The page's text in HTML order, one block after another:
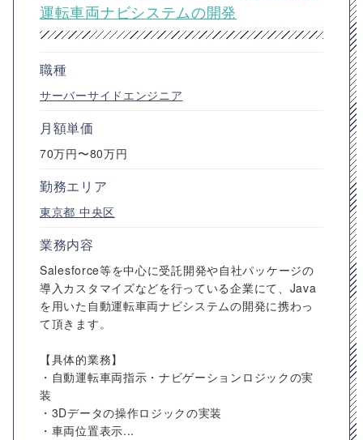
運転車両ナビシステムの開発
職種
サーバーサイドエンジニア
月額単価
70万円〜80万円
勤務エリア
東京都 中央区
業務内容
Salesforce等を中心に受託開発や自社パッケージの
導入カスタマイズなどを行っている企業にて、Java
を用いた自動運転車両ナビシステムの開発に携わっ
て頂きます。
【具体的業務】
・自動運転車両指示・ナビゲーションロジックの実
装
・3Dデータの操作ロジックの実装
・車両位置表示...